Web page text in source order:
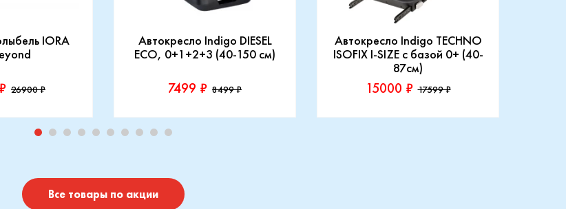
IORA
26900 ₽
Автокресло Indigo DIESEL
ECO, 0+1+2+3 (40-150 см)
7499 ₽ 8499 ₽
Производитель::
Indigo
Автокресло Indigo TECHNO
ISOFIX I-SIZE c базой 0+ (40-
87см)
15000 ₽ 17599 ₽
Производитель::
Все товары по акции